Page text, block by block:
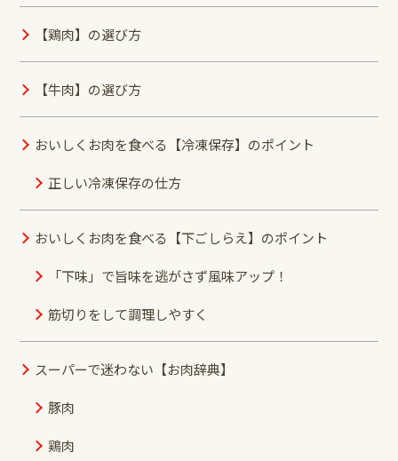
【鶏肉】の選び方
【牛肉】の選び方
おいしくお肉を食べる【冷凍保存】のポイント
正しい冷凍保存の仕方
おいしくお肉を食べる【下ごしらえ】のポイント
「下味」で旨味を逃がさず風味アップ！
筋切りをして調理しやすく
スーパーで迷わない【お肉辞典】
豚肉
鶏肉